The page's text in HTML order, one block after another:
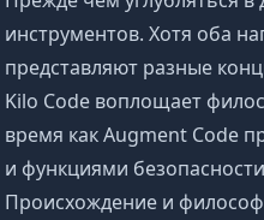
инструментов. Хотя оба
представляют разные
Kilo Code воплощает
время как Augment Code
и функциями
Происхождение и